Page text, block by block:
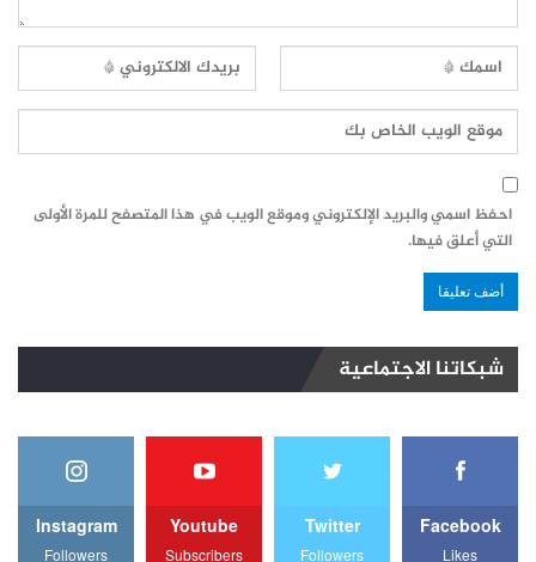
احفظ اسمي والبريد الإلكتروني وموقع الويب في هذا المتصفح للمرة الأولى
التي أعلق فيها.
شبكاتنا الاجتماعية
Facebook
Likes
Twitter
Followers
Youtube
Subscribers
Instagram
Followers